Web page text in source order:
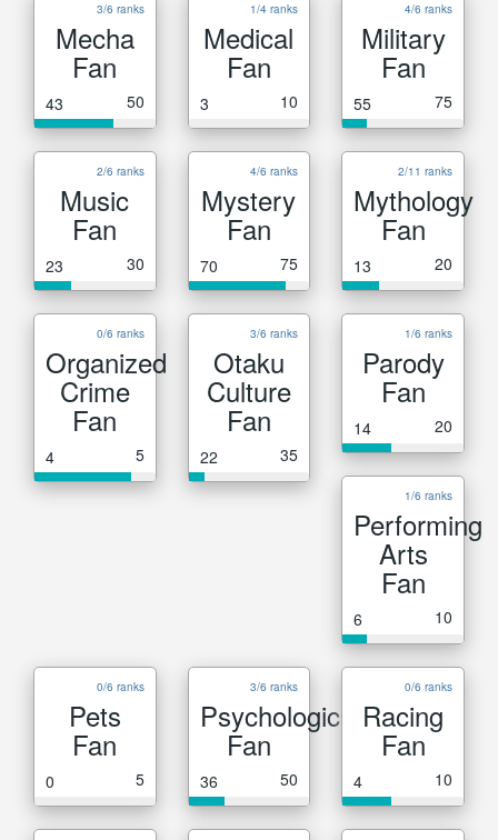
3/6 ranks
Mecha
Fan
43 50
1/4 ranks
Medical
Fan
3 10
4/6 ranks
Military
Fan
55 75
2/6 ranks
Music
Fan
23 30
4/6 ranks
Mystery
Fan
70 75
2/11 ranks
Mythology
Fan
13 20
0/6 ranks
Organized
Crime
Fan
4 5
3/6 ranks
Otaku
Culture
Fan
22 35
1/6 ranks
Parody
Fan
14 20
1/6 ranks
Performing
Arts
Fan
6 10
0/6 ranks
Pets
Fan
0 5
3/6 ranks
Psychological
Fan
36 50
0/6 ranks
Racing
Fan
4 10